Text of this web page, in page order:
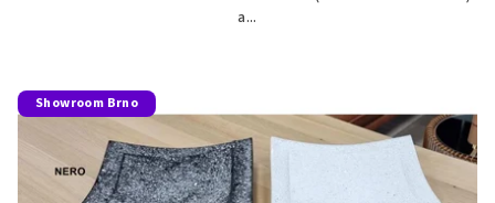
a...
Showroom Brno